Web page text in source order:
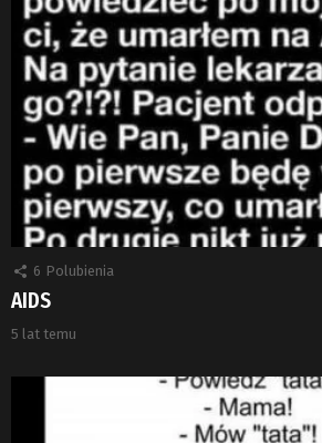
6 Polubienia
AIDS
5 lat temu